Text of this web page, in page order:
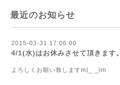
最近のお知らせ
2015-03-31 17:06:00
4/1(水)はお休みさせて頂きます。
よろしくお願い致しますm(_ _)m